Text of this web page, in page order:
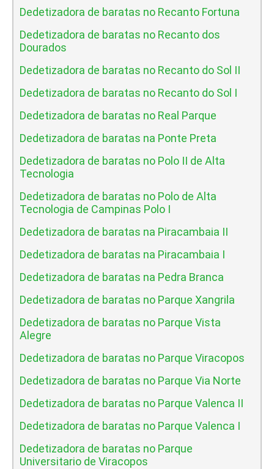
Dedetizadora de baratas no Recanto Fortuna
Dedetizadora de baratas no Recanto dos
Dourados
Dedetizadora de baratas no Recanto do Sol II
Dedetizadora de baratas no Recanto do Sol I
Dedetizadora de baratas no Real Parque
Dedetizadora de baratas na Ponte Preta
Dedetizadora de baratas no Polo II de Alta
Tecnologia
Dedetizadora de baratas no Polo de Alta
Tecnologia de Campinas Polo I
Dedetizadora de baratas na Piracambaia II
Dedetizadora de baratas na Piracambaia I
Dedetizadora de baratas na Pedra Branca
Dedetizadora de baratas no Parque Xangrila
Dedetizadora de baratas no Parque Vista
Alegre
Dedetizadora de baratas no Parque Viracopos
Dedetizadora de baratas no Parque Via Norte
Dedetizadora de baratas no Parque Valenca II
Dedetizadora de baratas no Parque Valenca I
Dedetizadora de baratas no Parque
Universitario de Viracopos